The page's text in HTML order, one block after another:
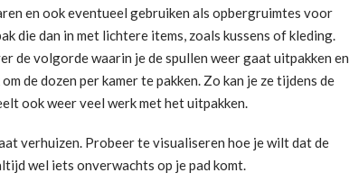
en ook eventueel gebruiken als opbergruimtes voor
die dan in met lichtere items, zoals kussens of kleding.
de volgorde waarin je de spullen weer gaat uitpakken en
de dozen per kamer te pakken. Zo kan je ze tijdens de
ook weer veel werk met het uitpakken.
verhuizen. Probeer te visualiseren hoe je wilt dat de
wel iets onverwachts op je pad komt.